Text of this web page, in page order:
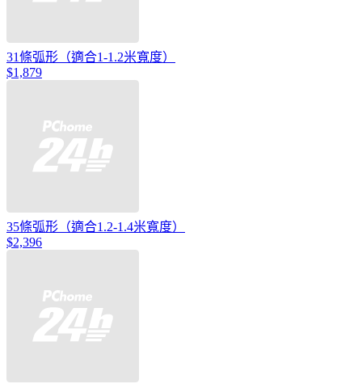
31條弧形（適合1-1.2米寬度）
$1,879
35條弧形（適合1.2-1.4米寬度）
$2,396